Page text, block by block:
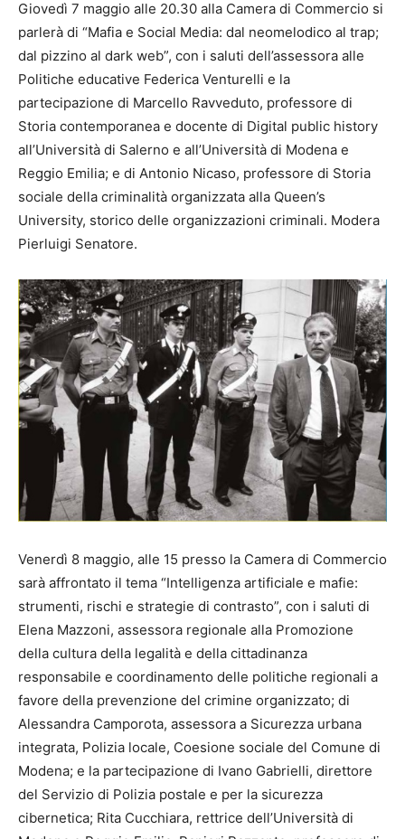
Giovedì 7 maggio alle 20.30 alla Camera di Commercio si
parlerà di “Mafia e Social Media: dal neomelodico al trap;
dal pizzino al dark web”, con i saluti dell’assessora alle
Politiche educative Federica Venturelli e la
partecipazione di Marcello Ravveduto, professore di
Storia contemporanea e docente di Digital public history
all’Università di Salerno e all’Università di Modena e
Reggio Emilia; e di Antonio Nicaso, professore di Storia
sociale della criminalità organizzata alla Queen’s
University, storico delle organizzazioni criminali. Modera
Pierluigi Senatore.
Venerdì 8 maggio, alle 15 presso la Camera di Commercio
sarà affrontato il tema “Intelligenza artificiale e mafie:
strumenti, rischi e strategie di contrasto”, con i saluti di
Elena Mazzoni, assessora regionale alla Promozione
della cultura della legalità e della cittadinanza
responsabile e coordinamento delle politiche regionali a
favore della prevenzione del crimine organizzato; di
Alessandra Camporota, assessora a Sicurezza urbana
integrata, Polizia locale, Coesione sociale del Comune di
Modena; e la partecipazione di Ivano Gabrielli, direttore
del Servizio di Polizia postale e per la sicurezza
cibernetica; Rita Cucchiara, rettrice dell’Università di